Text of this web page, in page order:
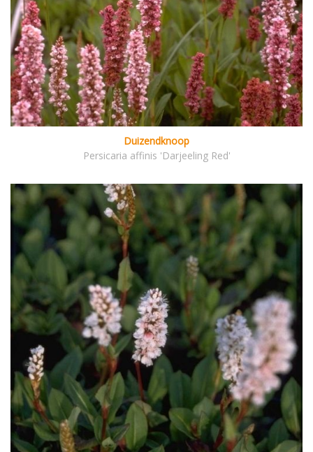
Duizendknoop
Persicaria affinis 'Darjeeling Red'